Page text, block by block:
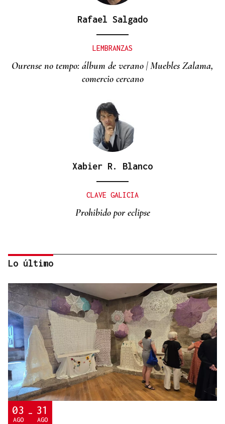
Rafael Salgado
LEMBRANZAS
Ourense no tempo: álbum de verano | Muebles Zalama,
comercio cercano
Xabier R. Blanco
CLAVE GALICIA
Prohibido por eclipse
Lalo Pavón
O AFIADOR
Un día haberá autobuses
Lo último
03
AGO - 31
AGO